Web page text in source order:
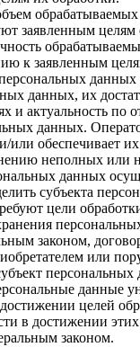
заявленным
к заявленным
данных
данных, их
и актуальность по
данных.
или обеспечивает
неполных или
данных
субъекта
цели
законом,
или
данные
целей
в достижении
законом.